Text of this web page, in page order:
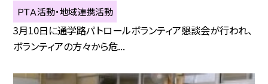
ＰＴＡ活動・地域連携活動
3月10日に通学路パトロールボランティア懇談会が行われ、
ボランティアの方々から危...